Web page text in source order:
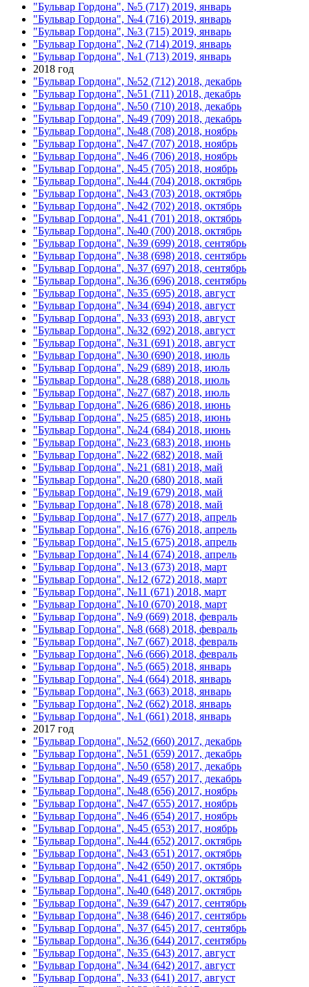
"Бульвар Гордона", №5 (717) 2019, январь
"Бульвар Гордона", №4 (716) 2019, январь
"Бульвар Гордона", №3 (715) 2019, январь
"Бульвар Гордона", №2 (714) 2019, январь
"Бульвар Гордона", №1 (713) 2019, январь
2018 год
"Бульвар Гордона", №52 (712) 2018, декабрь
"Бульвар Гордона", №51 (711) 2018, декабрь
"Бульвар Гордона", №50 (710) 2018, декабрь
"Бульвар Гордона", №49 (709) 2018, декабрь
"Бульвар Гордона", №48 (708) 2018, ноябрь
"Бульвар Гордона", №47 (707) 2018, ноябрь
"Бульвар Гордона", №46 (706) 2018, ноябрь
"Бульвар Гордона", №45 (705) 2018, ноябрь
"Бульвар Гордона", №44 (704) 2018, октябрь
"Бульвар Гордона", №43 (703) 2018, октябрь
"Бульвар Гордона", №42 (702) 2018, октябрь
"Бульвар Гордона", №41 (701) 2018, октябрь
"Бульвар Гордона", №40 (700) 2018, октябрь
"Бульвар Гордона", №39 (699) 2018, сентябрь
"Бульвар Гордона", №38 (698) 2018, сентябрь
"Бульвар Гордона", №37 (697) 2018, сентябрь
"Бульвар Гордона", №36 (696) 2018, сентябрь
"Бульвар Гордона", №35 (695) 2018, август
"Бульвар Гордона", №34 (694) 2018, август
"Бульвар Гордона", №33 (693) 2018, август
"Бульвар Гордона", №32 (692) 2018, август
"Бульвар Гордона", №31 (691) 2018, август
"Бульвар Гордона", №30 (690) 2018, июль
"Бульвар Гордона", №29 (689) 2018, июль
"Бульвар Гордона", №28 (688) 2018, июль
"Бульвар Гордона", №27 (687) 2018, июль
"Бульвар Гордона", №26 (686) 2018, июнь
"Бульвар Гордона", №25 (685) 2018, июнь
"Бульвар Гордона", №24 (684) 2018, июнь
"Бульвар Гордона", №23 (683) 2018, июнь
"Бульвар Гордона", №22 (682) 2018, май
"Бульвар Гордона", №21 (681) 2018, май
"Бульвар Гордона", №20 (680) 2018, май
"Бульвар Гордона", №19 (679) 2018, май
"Бульвар Гордона", №18 (678) 2018, май
"Бульвар Гордона", №17 (677) 2018, апрель
"Бульвар Гордона", №16 (676) 2018, апрель
"Бульвар Гордона", №15 (675) 2018, апрель
"Бульвар Гордона", №14 (674) 2018, апрель
"Бульвар Гордона", №13 (673) 2018, март
"Бульвар Гордона", №12 (672) 2018, март
"Бульвар Гордона", №11 (671) 2018, март
"Бульвар Гордона", №10 (670) 2018, март
"Бульвар Гордона", №9 (669) 2018, февраль
"Бульвар Гордона", №8 (668) 2018, февраль
"Бульвар Гордона", №7 (667) 2018, февраль
"Бульвар Гордона", №6 (666) 2018, февраль
"Бульвар Гордона", №5 (665) 2018, январь
"Бульвар Гордона", №4 (664) 2018, январь
"Бульвар Гордона", №3 (663) 2018, январь
"Бульвар Гордона", №2 (662) 2018, январь
"Бульвар Гордона", №1 (661) 2018, январь
2017 год
"Бульвар Гордона", №52 (660) 2017, декабрь
"Бульвар Гордона", №51 (659) 2017, декабрь
"Бульвар Гордона", №50 (658) 2017, декабрь
"Бульвар Гордона", №49 (657) 2017, декабрь
"Бульвар Гордона", №48 (656) 2017, ноябрь
"Бульвар Гордона", №47 (655) 2017, ноябрь
"Бульвар Гордона", №46 (654) 2017, ноябрь
"Бульвар Гордона", №45 (653) 2017, ноябрь
"Бульвар Гордона", №44 (652) 2017, октябрь
"Бульвар Гордона", №43 (651) 2017, октябрь
"Бульвар Гордона", №42 (650) 2017, октябрь
"Бульвар Гордона", №41 (649) 2017, октябрь
"Бульвар Гордона", №40 (648) 2017, октябрь
"Бульвар Гордона", №39 (647) 2017, сентябрь
"Бульвар Гордона", №38 (646) 2017, сентябрь
"Бульвар Гордона", №37 (645) 2017, сентябрь
"Бульвар Гордона", №36 (644) 2017, сентябрь
"Бульвар Гордона", №35 (643) 2017, август
"Бульвар Гордона", №34 (642) 2017, август
"Бульвар Гордона", №33 (641) 2017, август